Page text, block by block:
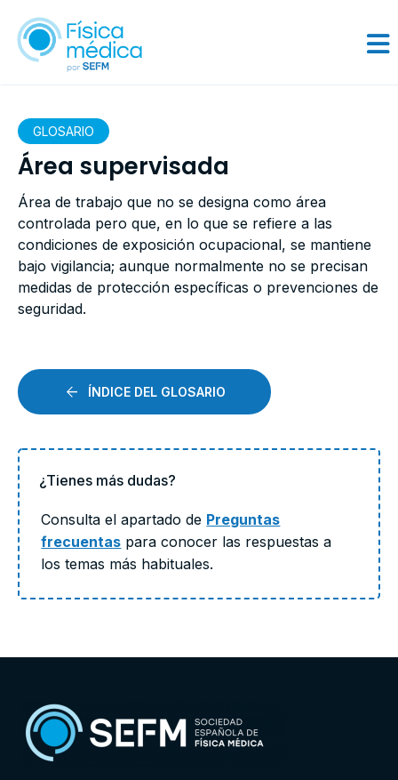
ÍNDICE DEL GLOSARIO
¿Tienes más dudas?
Consulta el apartado de Preguntas
frecuentas para conocer las respuestas a
los temas más habituales.
GLOSARIO
Área supervisada
Área de trabajo que no se designa como área
controlada pero que, en lo que se refiere a las
condiciones de exposición ocupacional, se mantiene
bajo vigilancia; aunque normalmente no se precisan
medidas de protección específicas o prevenciones de
seguridad.